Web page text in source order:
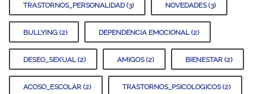
TRASTORNOS_PERSONALIDAD (3) NOVEDADES (3)
BULLYING (2) DEPENDENCIA EMOCIONAL (2)
DESEO_SEXUAL (2) AMIGOS (2) BIENESTAR (2)
ACOSO_ESCOLAR (2) TRASTORNOS_PSICOLOGICOS (2)